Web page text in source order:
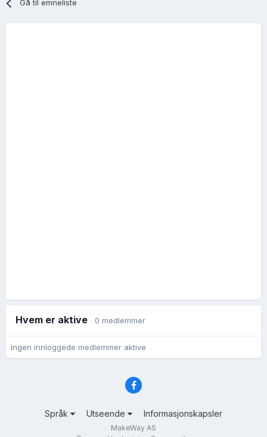
Gå til emneliste
Hvem er aktive 0 medlemmer
Ingen innloggede medlemmer aktive
Språk Utseende Informasjonskapsler
MakeWay AS